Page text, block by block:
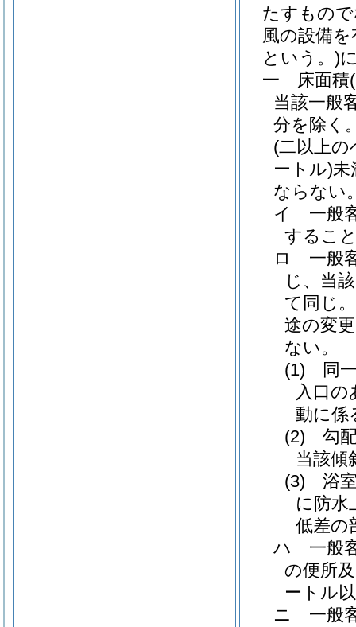
たすもの
風の設備
という。)
一
床面積
当該一般
分を除く
(二以上
ートル)未
ならない
イ
一般
するこ
ロ
一般
じ、当該
て同じ
途の変
ない。
(1)
同
入口の
動に係
(2)
勾
当該傾
(3)
浴
に防
低差の
ハ
一般
の便所
ートル
ニ
一般